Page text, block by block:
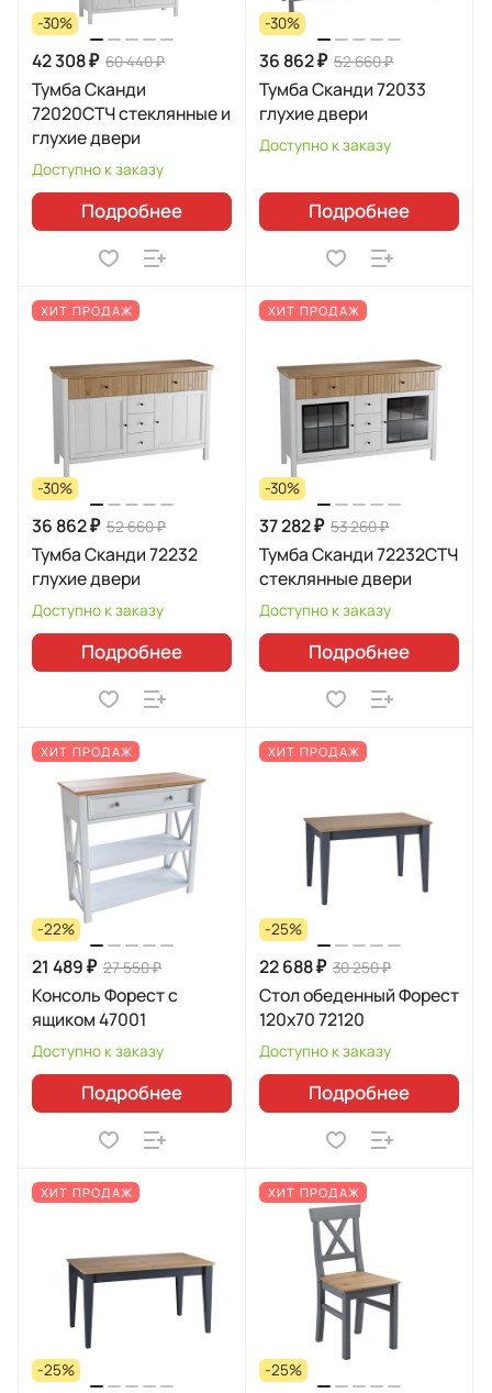
-30%
42 308 ₽ 60 440 ₽
Тумба Сканди
72020СТЧ стеклянные и
глухие двери
Доступно к заказу
Подробнее
-30%
36 862 ₽ 52 660 ₽
Тумба Сканди 72033
глухие двери
Доступно к заказу
Подробнее
ХИТ ПРОДАЖ
-30%
36 862 ₽ 52 660 ₽
Тумба Сканди 72232
глухие двери
Доступно к заказу
Подробнее
ХИТ ПРОДАЖ
-30%
37 282 ₽ 53 260 ₽
Тумба Сканди 72232СТЧ
стеклянные двери
Доступно к заказу
Подробнее
ХИТ ПРОДАЖ
-22%
21 489 ₽ 27 550 ₽
Консоль Форест с
ящиком 47001
Доступно к заказу
Подробнее
ХИТ ПРОДАЖ
-25%
22 688 ₽ 30 250 ₽
Стол обеденный Форест
120х70 72120
Доступно к заказу
Подробнее
ХИТ ПРОДАЖ
-25%
ХИТ ПРОДАЖ
-25%